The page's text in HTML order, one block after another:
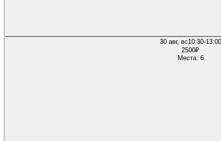
30 авг, вс10:30-13:00
2500₽
Места: 6